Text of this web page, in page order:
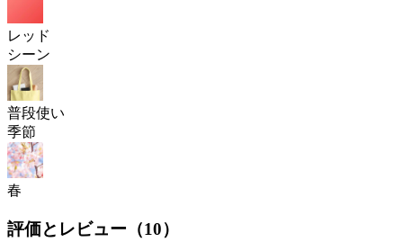
レッド
シーン
普段使い
季節
春
評価とレビュー（10）